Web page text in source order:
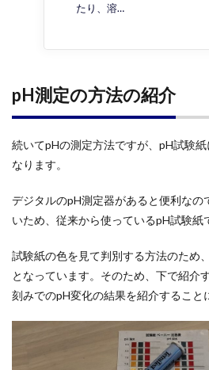
たり、溶…
pH測定の方法の紹介
続いてpHの測定方法ですが、pH試験
なります。
デジタルのpH測定器があると便利なの
いため、従来から使っているpH試験紙
試験紙の色を見て判別する方法のため
となっています。そのため、下で紹介
刻みでのpH変化の結果を紹介すること